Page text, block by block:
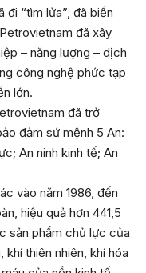
“tìm lửa”, đã biến
đã xây
– năng lượng – dịch
công nghệ phức tạp
lớn.
đã trở
đảm sứ mệnh 5 An:
An ninh kinh tế; An
vào năm 1986, đến
hiệu quả hơn 441,5
sản phẩm chủ lực của
thiên nhiên, khí hóa